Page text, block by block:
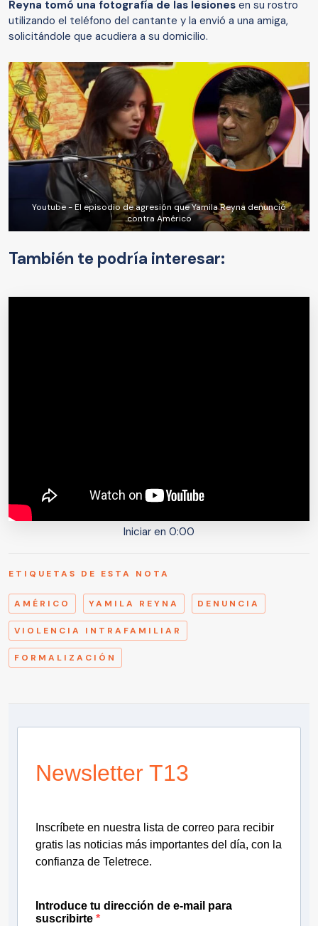
Reyna tomó una fotografía de las lesiones en su rostro
utilizando el teléfono del cantante y la envió a una amiga,
solicitándole que acudiera a su domicilio.
Youtube - El episodio de agresión que Yamila Reyna denunció
contra Américo
También te podría interesar:
Iniciar en 0:00
ETIQUETAS DE ESTA NOTA
AMÉRICO YAMILA REYNA DENUNCIA
VIOLENCIA INTRAFAMILIAR
FORMALIZACIÓN
Newsletter T13
Inscríbete en nuestra lista de correo para recibir
gratis las noticias más importantes del día, con la
confianza de Teletrece.
Introduce tu dirección de e-mail para
suscribirte